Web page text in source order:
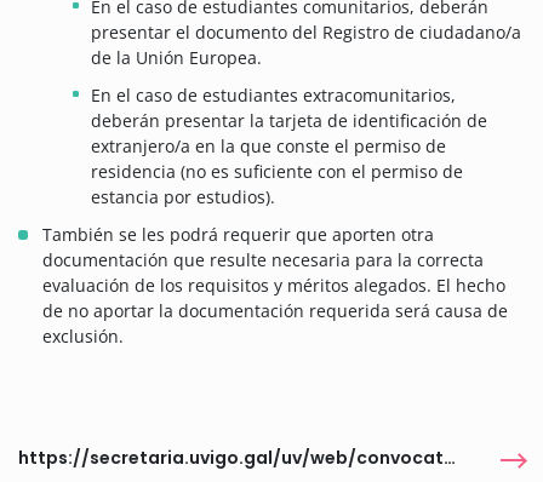
En el caso de estudiantes comunitarios, deberán
presentar el documento del Registro de ciudadano/a
de la Unión Europea.
En el caso de estudiantes extracomunitarios,
deberán presentar la tarjeta de identificación de
extranjero/a en la que conste el permiso de
residencia (no es suficiente con el permiso de
estancia por estudios).
También se les podrá requerir que aporten otra
documentación que resulte necesaria para la correcta
evaluación de los requisitos y méritos alegados. El hecho
de no aportar la documentación requerida será causa de
exclusión.
https://secretaria.uvigo.gal/uv/web/convocatoria/public/show/1681